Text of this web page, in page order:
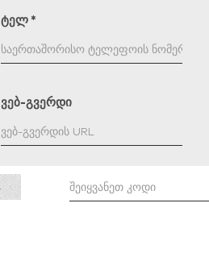
ტელ *
ვებ-გვერდი